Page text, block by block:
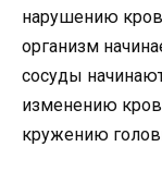
нарушению
организм
сосуды
изменению
кружению